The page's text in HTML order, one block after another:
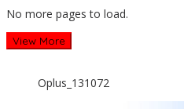
No more pages to load.
View More
Oplus_131072